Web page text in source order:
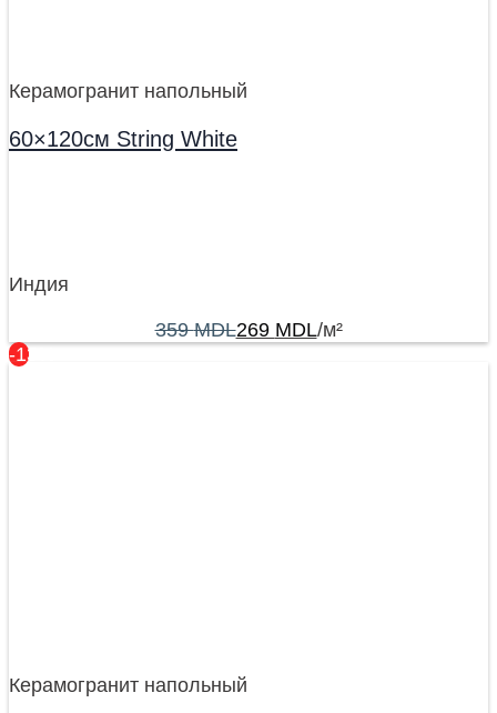
Керамогранит напольный
60×120см String White
Индия
359MDL269 MDL/м²
-13%
Керамогранит напольный